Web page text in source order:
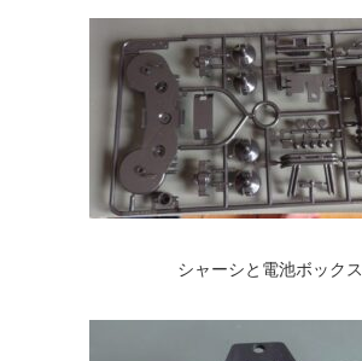
シャーシと電池ボックス